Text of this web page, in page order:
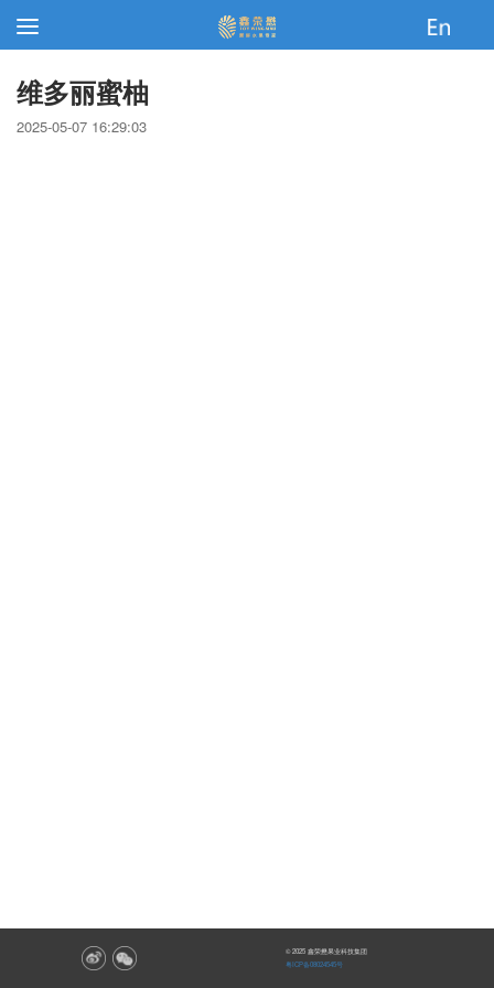
维多丽蜜柚
2025-05-07 16:29:03
© 2025 鑫荣懋果业科技集团
粤ICP备08024545号